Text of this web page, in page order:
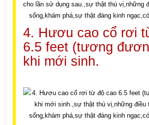
4. Hươu cao cổ rơi
6.5 feet (tương
khi mới sinh.